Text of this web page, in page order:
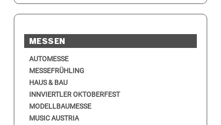
MESSEN
AUTOMESSE
MESSEFRÜHLING
HAUS & BAU
INNVIERTLER OKTOBERFEST
MODELLBAUMESSE
MUSIC AUSTRIA